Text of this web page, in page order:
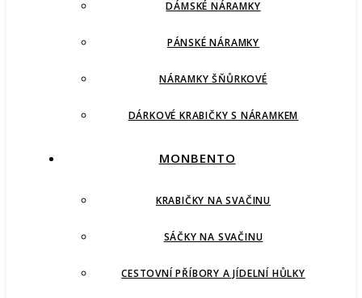
DÁMSKÉ NÁRAMKY
PÁNSKÉ NÁRAMKY
NÁRAMKY ŠŇŮRKOVÉ
DÁRKOVÉ KRABIČKY S NÁRAMKEM
MONBENTO
KRABIČKY NA SVAČINU
SÁČKY NA SVAČINU
CESTOVNÍ PŘÍBORY A JÍDELNÍ HŮLKY